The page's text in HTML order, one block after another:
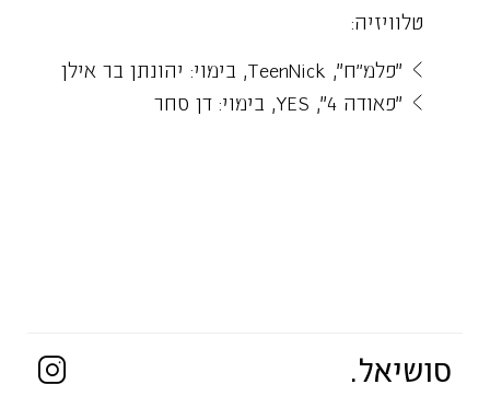
טלוויזיה:
״פלמ"ח״, TeenNick, בימוי: יהונתן בר אילן
״פאודה 4״, YES, בימוי: דן סחר
סושיאל.